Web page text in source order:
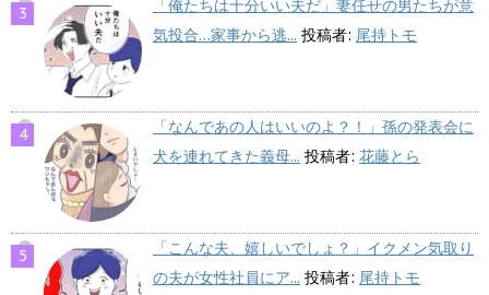
「俺たちは十分いい夫だ」妻任せの男たちが意
気投合…家事から逃... 投稿者: 尾持トモ
「なんであの人はいいのよ？！」孫の発表会に
犬を連れてきた義母... 投稿者: 花藤とら
「こんな夫、嬉しいでしょ？」イクメン気取り
の夫が女性社員にア... 投稿者: 尾持トモ